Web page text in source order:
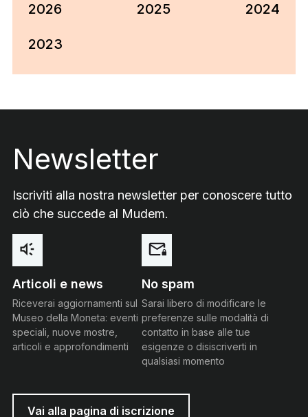
2026 2025 2024
2023
Newsletter
Iscriviti alla nostra newsletter per conoscere tutto
ciò che succede al Mudem.
Articoli e news
Riceverai aggiornamenti sul
Museo della Moneta: eventi
speciali, nuove mostre,
articoli e approfondimenti
No spam
Sarai libero di modificare le
preferenze sulle modalità di
contatto in base alle tue
esigenze o disiscriverti in
qualsiasi momento
Vai alla pagina di iscrizione